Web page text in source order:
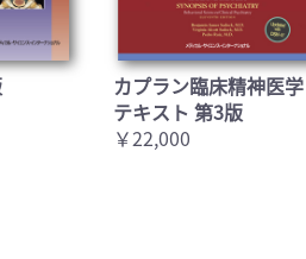
カプラン臨床精神医学
テキスト 第3版
￥22,000